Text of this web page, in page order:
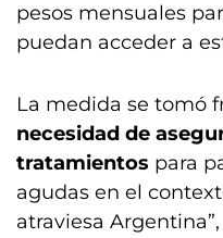
pesos mensuales
puedan acceder a
La medida se tomó
necesidad de
tratamientos para
agudas en el
atraviesa